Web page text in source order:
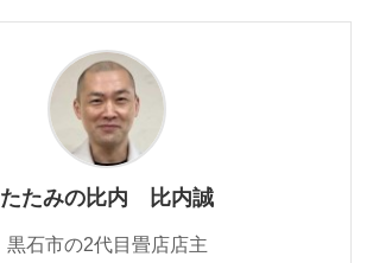
たたみの比内 比内誠
黒石市の2代目畳店店主